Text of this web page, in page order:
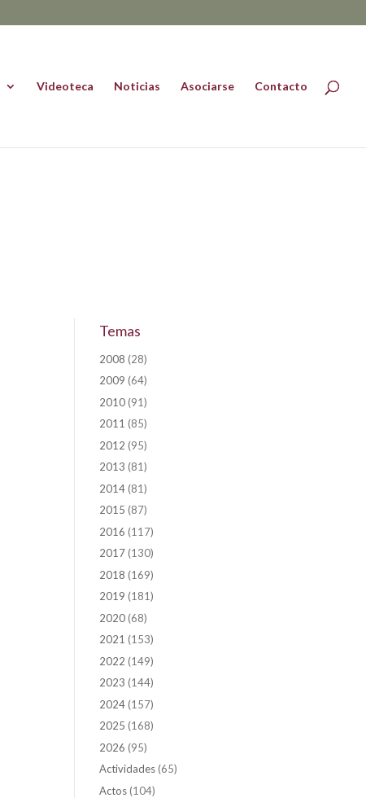
Videoteca Noticias Asociarse Contacto
Temas
2008 (28)
2009 (64)
2010 (91)
2011 (85)
2012 (95)
2013 (81)
2014 (81)
2015 (87)
2016 (117)
2017 (130)
2018 (169)
2019 (181)
2020 (68)
2021 (153)
2022 (149)
2023 (144)
2024 (157)
2025 (168)
2026 (95)
Actividades (65)
Actos (104)